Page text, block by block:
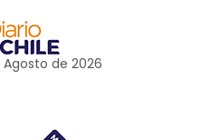
Agosto de 2026